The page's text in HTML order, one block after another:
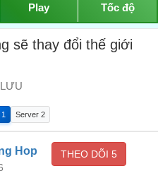
Play Tốc độ
sẽ thay đổi thế giới
LƯU
Server 2
Hop THEO DÕI 5